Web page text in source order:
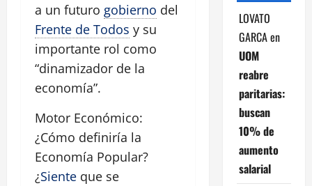
a un futuro gobierno del
Frente de Todos y su
importante rol como
“dinamizador de la
economía”.
Motor Económico:
¿Cómo definiría la
Economía Popular?
¿Siente que se
LOVATO
GARCAen
UOM
reabre
paritarias:
buscan
10% de
aumento
salarial